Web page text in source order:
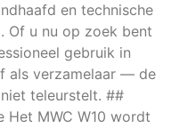
en technische
Of u nu op zoek bent
gebruik in
als verzamelaar — de
teleurstelt. ##
Het MWC W10 wordt